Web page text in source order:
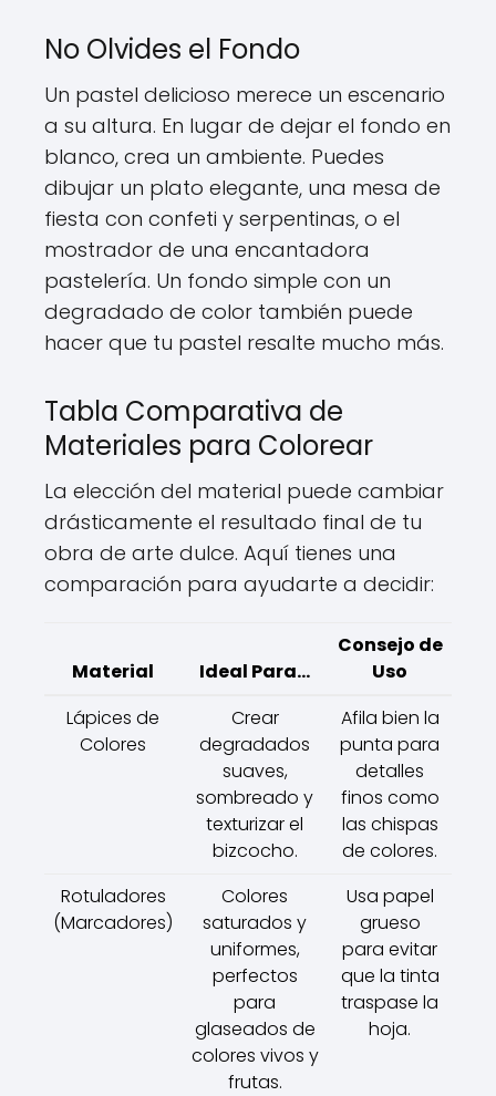
No Olvides el Fondo
Un pastel delicioso merece un escenario
a su altura. En lugar de dejar el fondo en
blanco, crea un ambiente. Puedes
dibujar un plato elegante, una mesa de
fiesta con confeti y serpentinas, o el
mostrador de una encantadora
pastelería. Un fondo simple con un
degradado de color también puede
hacer que tu pastel resalte mucho más.
Tabla Comparativa de
Materiales para Colorear
La elección del material puede cambiar
drásticamente el resultado final de tu
obra de arte dulce. Aquí tienes una
comparación para ayudarte a decidir:
Material Ideal Para...
Consejo de
Uso
Lápices de
Colores
Crear
degradados
suaves,
sombreado y
texturizar el
bizcocho.
Afila bien la
punta para
detalles
finos como
las chispas
de colores.
Rotuladores
(Marcadores)
Colores
saturados y
uniformes,
perfectos
para
glaseados de
colores vivos y
frutas.
Usa papel
grueso
para evitar
que la tinta
traspase la
hoja.